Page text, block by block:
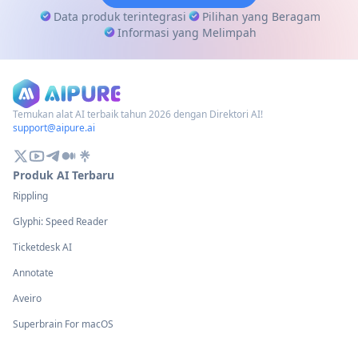
Data produk terintegrasi
Pilihan yang Beragam
Informasi yang Melimpah
Temukan alat AI terbaik tahun 2026 dengan Direktori AI!
support@aipure.ai
Produk AI Terbaru
Rippling
Glyphi: Speed Reader
Ticketdesk AI
Annotate
Aveiro
Superbrain For macOS